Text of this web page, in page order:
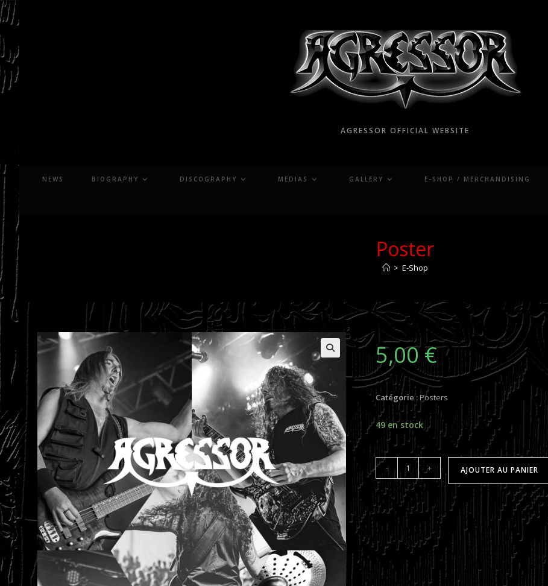
Skip
to
content
AGRESSOR OFFICIAL WEBSITE
NEWS BIOGRAPHY DISCOGRAPHY MEDIAS GALLERY E-SHOP / MERCHANDISING
Poster
> E-Shop
5,00€
Catégorie :Posters
49 en stock
quantité
de
Poster
- + AJOUTER AU PANIER